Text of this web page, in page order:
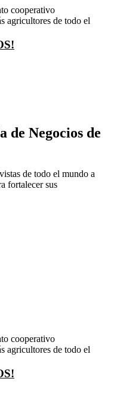
cooperativo
agricultores de todo el
de Negocios de
de todo el mundo a
fortalecer sus
cooperativo
agricultores de todo el